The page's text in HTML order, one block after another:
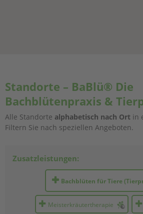
Standorte – BaBlü® Die
Bachblütenpraxis &
Alle Standorte alphabetisch nach Ort in
Filtern Sie nach speziellen Angeboten.
Zusatzleistungen:
Bachblüten für Tiere
Meisterkräutertherapie